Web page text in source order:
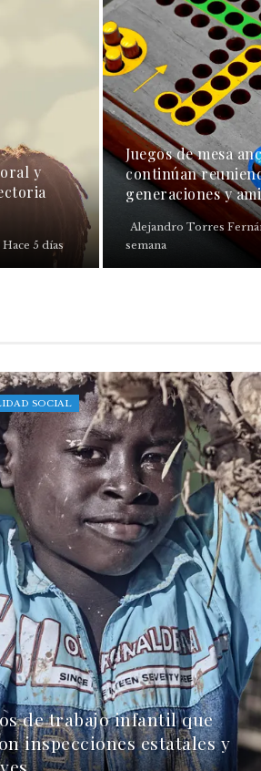
y
Hace 5 días
Juegos de mesa
continúan
generaciones y
Alejandro Torres
semana
SOCIAL
de trabajo infantil que
inspecciones estatales y